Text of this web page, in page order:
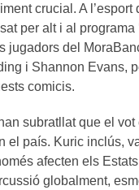
crucial. A l’esport
per alt i al programa
jugadors del
i Shannon Evans,
comicis.
subratllat que el
el país. Kuric inclús,
afecten els
globalment,